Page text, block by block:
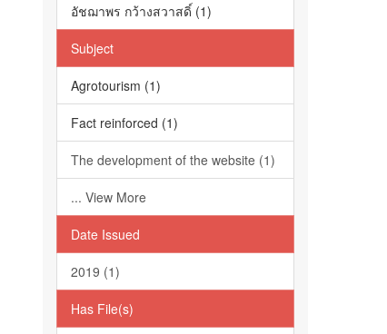
อัชฌาพร กว้างสวาสดิ์ (1)
Subject
Agrotourism (1)
Fact reinforced (1)
The development of the website (1)
... View More
Date Issued
2019 (1)
Has File(s)